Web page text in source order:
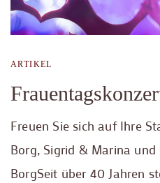
ARTIKEL
Freuen Sie sich auf Ihre
Borg, Sigrid & Marina und
BorgSeit über 40 Jahren